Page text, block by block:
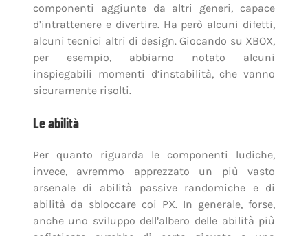
componenti aggiunte da altri generi, capace
d’intrattenere e divertire. Ha però alcuni difetti,
alcuni tecnici altri di design. Giocando su XBOX,
per esempio, abbiamo notato alcuni
inspiegabili momenti d’instabilità, che vanno
sicuramente risolti.
Le abilità
Per quanto riguarda le componenti ludiche,
invece, avremmo apprezzato un più vasto
arsenale di abilità passive randomiche e di
abilità da sbloccare coi PX. In generale, forse,
anche uno sviluppo dell’albero delle abilità più